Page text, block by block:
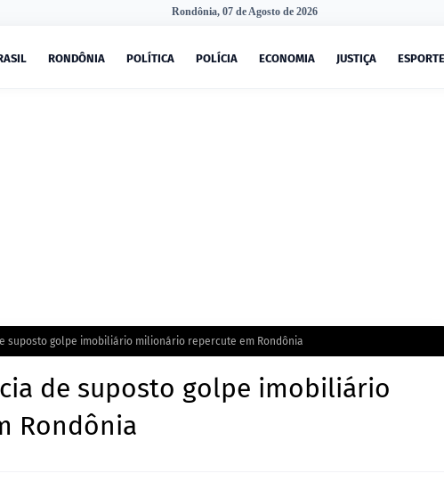
Rondônia, 07 de Agosto de 2026
RONDÔNIA POLÍTICA POLÍCIA ECONOMIA JUSTIÇA ESPORTE
suposto golpe imobiliário milionário repercute em Rondônia
de suposto golpe imobiliário
Rondônia